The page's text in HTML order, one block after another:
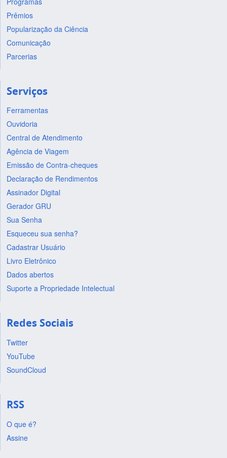
Prêmios
Popularização da Ciência
Comunicação
Parcerias
Serviços
Ferramentas
Ouvidoria
Central de Atendimento
Agência de Viagem
Emissão de Contra-cheques
Declaração de Rendimentos
Assinador Digital
Gerador GRU
Sua Senha
Esqueceu sua senha?
Cadastrar Usuário
Livro Eletrônico
Dados abertos
Suporte a Propriedade Intelectual
Redes Sociais
Twitter
YouTube
SoundCloud
RSS
O que é?
Assine